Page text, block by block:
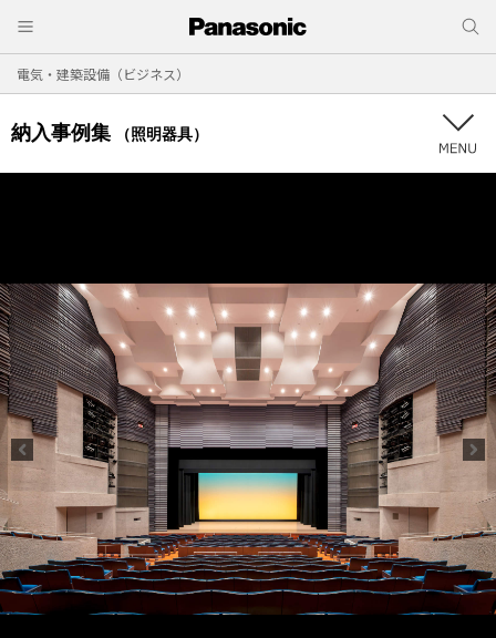
電気・建築設備（ビジネス）
納入事例集 （照明器具）